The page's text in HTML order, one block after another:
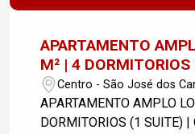
APARTAMENTO
M² | 4
CENTRO | SAO JOSE
Centro - São José dos
APARTAMENTO AMPLO
DORMITORIOS (1 SUITE) |